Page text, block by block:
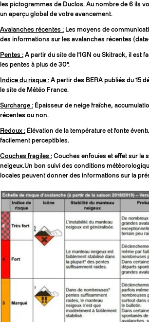
les pictogrammes de Duclos. Au nombre de 6 ils
un aperçu global de votre avancement.
Avalanches récentes : Les moyens de
des informations sur les avalanches récentes
Pentes : A partir du site de l'IGN ou Skitrack, il est
les pentes à plus de 30°.
Indice du risque : A partir des BERA publiés du 15
le site de Météo France.
Surcharge : Épaisseur de neige fraîche,
récentes ou non.
Redoux : Élévation de la température et fonte
facilement perceptibles.
Couches fragiles : Couches enfouies et effet sur la
neigeux.Un bon suivi des conditions
locales peuvent donner des informations sur la